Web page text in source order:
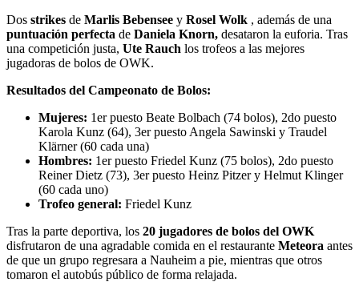
Dos strikes de Marlis Bebensee y Rosel Wolk , además de una
puntuación perfecta de Daniela Knorn, desataron la euforia. Tras
una competición justa, Ute Rauch los trofeos a las mejores
jugadoras de bolos de OWK.
Resultados del Campeonato de Bolos:
Mujeres: 1er puesto Beate Bolbach (74 bolos), 2do puesto
Karola Kunz (64), 3er puesto Angela Sawinski y Traudel
Klärner (60 cada una)
Hombres: 1er puesto Friedel Kunz (75 bolos), 2do puesto
Reiner Dietz (73), 3er puesto Heinz Pitzer y Helmut Klinger
(60 cada uno)
Trofeo general: Friedel Kunz
Tras la parte deportiva, los 20 jugadores de bolos del OWK
disfrutaron de una agradable comida en el restaurante Meteora antes
de que un grupo regresara a Nauheim a pie, mientras que otros
tomaron el autobús público de forma relajada.